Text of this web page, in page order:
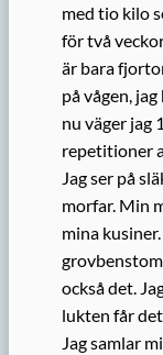
med tio kilo
för två
är bara
på vågen,
nu väger jag
repetitioner
Jag ser på
morfar. Min
mina
också det.
lukten får
Jag samlar